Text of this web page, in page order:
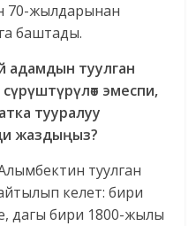
70-жылдарынан
баштады.
адамдын туулган
эмеспи,
тууралуу
жаздыңыз?
туулган
келет: бири
дагы бири 1800-жылы